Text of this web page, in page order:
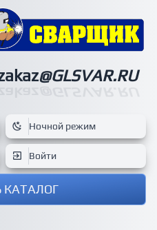
@GLSVAR.RU
Ночной режим
Войти
КАТАЛОГ